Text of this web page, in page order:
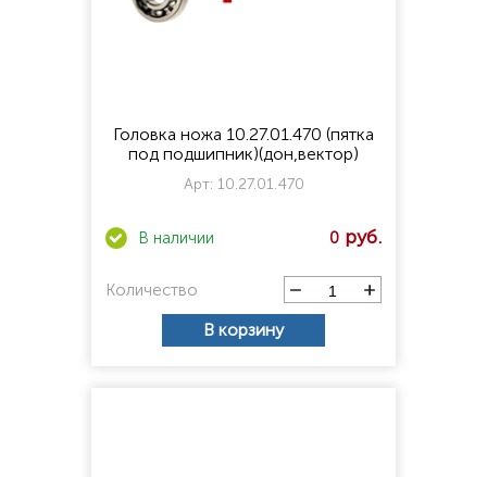
Головка ножа 10.27.01.470 (пятка
под подшипник)(дон,вектор)
Арт: 10.27.01.470
0
Количество
В корзину